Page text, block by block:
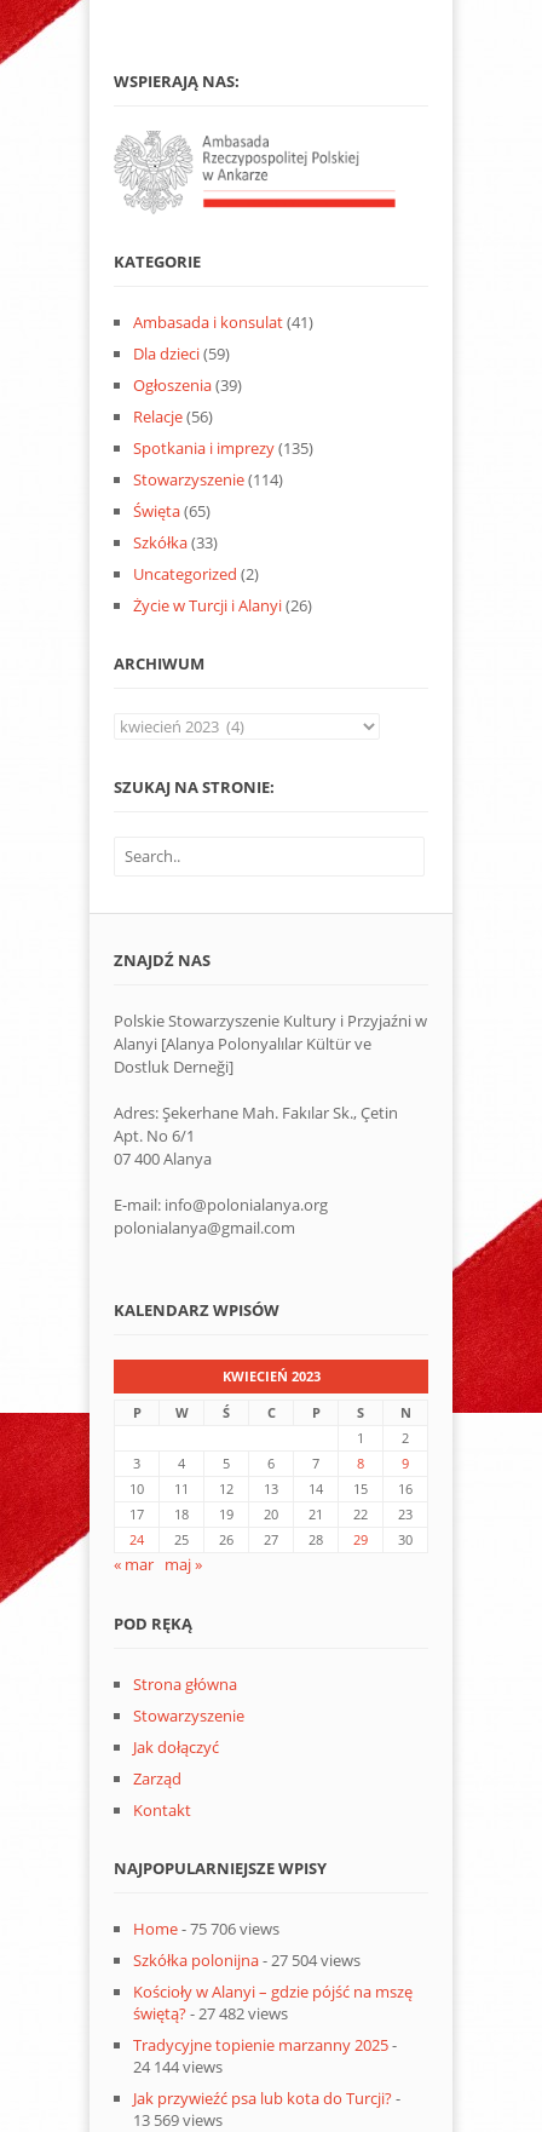
WSPIERAJĄ NAS:
KATEGORIE
Ambasada i konsulat(41)
Dla dzieci(59)
Ogłoszenia(39)
Relacje(56)
Spotkania i imprezy(135)
Stowarzyszenie(114)
Święta(65)
Szkółka(33)
Uncategorized (2)
Życie w Turcji i Alanyi(26)
ARCHIWUM
Archiwum
SZUKAJ NA STRONIE:
ZNAJDŹ NAS
Polskie Stowarzyszenie Kultury i Przyjaźni w
Alanyi [Alanya Polonyalılar Kültür ve
Dostluk Derneği]
Adres: Şekerhane Mah. Fakılar Sk., Çetin
Apt. No 6/1
07 400 Alanya
E-mail: info@polonialanya.org
polonialanya@gmail.com
KALENDARZ WPISÓW
KWIECIEŃ 2023
P
W Ś C P S
N
1
2
3
4 5 6 7 8
9
10
11 12 13 14 15
16
17
18 19 20 21 22
23
24
25 26 27 28 29 30
« mar maj »
POD RĘKĄ
Strona główna
Stowarzyszenie
Jak dołączyć
Zarząd
Kontakt
NAJPOPULARNIEJSZE WPISY
Home- 75 706 views
Szkółka polonijna- 27 504 views
Kościoły w Alanyi – gdzie pójść na mszę
świętą?- 27 482 views
Tradycyjne topienie marzanny 2025-
24 144 views
Jak przywieźć psa lub kota do Turcji?-
13 569 views